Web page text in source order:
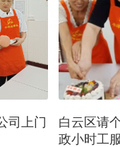
司上门
白云区请
政小时工